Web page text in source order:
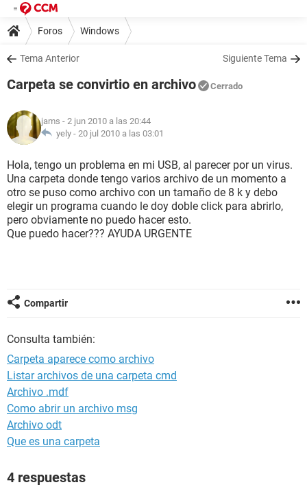
Foros Windows
Tema Anterior Siguiente Tema
Carpeta se convirtio en archivo Cerrado
jams - 2 jun 2010 a las 20:44
yely - 20 jul 2010 a las 03:01
Hola, tengo un problema en mi USB, al parecer por un virus.
Una carpeta donde tengo varios archivo de un momento a
otro se puso como archivo con un tamaño de 8 k y debo
elegir un programa cuando le doy doble click para abrirlo,
pero obviamente no puedo hacer esto.
Que puedo hacer??? AYUDA URGENTE
Compartir
Consulta también:
Carpeta aparece como archivo
Listar archivos de una carpeta cmd
Archivo .mdf
Como abrir un archivo msg
Archivo odt
Que es una carpeta
4 respuestas